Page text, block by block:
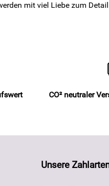
mit viel Liebe zum
CO² neutraler
Unsere